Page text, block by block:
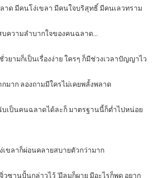
ด มีคนโง่เขลา มีคนใจบริสุทธิ์ มีคนเลวทราม
บความลำบากใจของคนฉลาด…
ยามก็เป็นเรื่องง่าย ใครๆ ก็มีช่วงเวลาปัญญาไว
มาก ลองถามมีใครไม่เคยพลั้งพลาด
เป็นคนฉลาดได้ละก็ มาตรฐานนี้ก็ต่ำไปหน่อย
เขลาก็ผ่อนคลายสบายตัวกว่ามาก
ซานปั้นกล่าวไว้ ‘มีลมก็ผาย มีอะไรก็พูด อยาก